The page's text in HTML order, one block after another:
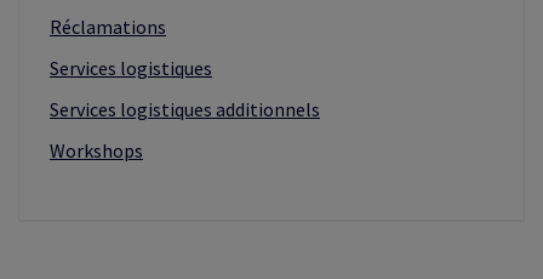
Réclamations
Services logistiques
Services logistiques additionnels
Workshops